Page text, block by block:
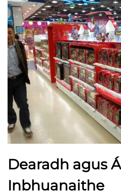
Dearadh agus
Inbhuanaithe